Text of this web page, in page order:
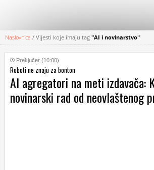
KATEGORIJE
HRVATSKI
WEB
Naslovnica / Vijesti koje imaju tag "AI i novinarstvo"
Prekjučer (10:00)
Roboti ne znaju za bonton
AI agregatori na meti izdavača:
novinarski rad od neovlaštenog